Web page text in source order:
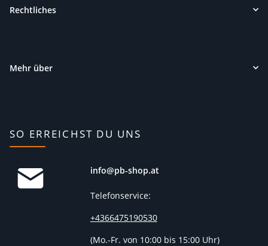
Rechtliches
Mehr über
SO ERREICHST DU UNS
info@pb-shop.at
Telefonservice:
+4366475190530
(Mo.-Fr. von 10:00 bis 15:00 Uhr)